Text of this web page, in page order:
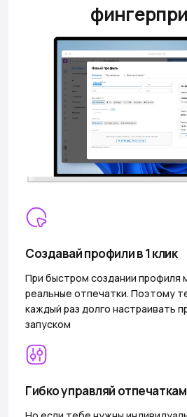
Создавай профили в 1 клик
При быстром создании профиля
реальные отпечатки. Поэтому
каждый раз долго настраивать
запуском
Гибко управляй